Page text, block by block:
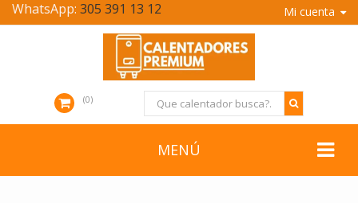
Mi cuenta
WhatsApp: 305 391 13 12
0
MENÚ